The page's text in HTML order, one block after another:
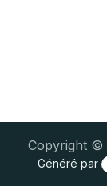
Copyright
Généré par